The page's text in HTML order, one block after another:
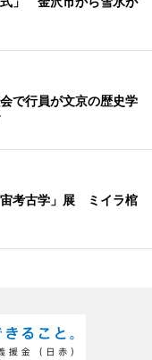
で行員が文京の歴史学
宙考古学」展 ミイラ棺